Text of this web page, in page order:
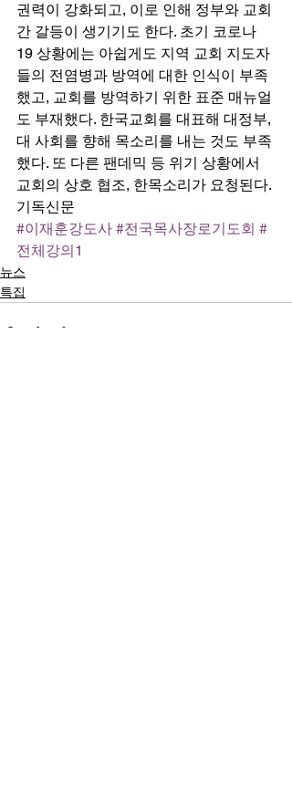
권력이 강화되고, 이로 인해 정부와 교회
간 갈등이 생기기도 한다. 초기 코로나
19 상황에는 아쉽게도 지역 교회 지도자
들의 전염병과 방역에 대한 인식이 부족
했고, 교회를 방역하기 위한 표준 매뉴얼
도 부재했다. 한국교회를 대표해 대정부,
대 사회를 향해 목소리를 내는 것도 부족
했다. 또 다른 팬데믹 등 위기 상황에서
교회의 상호 협조, 한목소리가 요청된다.
기독신문
#이재훈강도사 #전국목사장로기도회 #
전체강의1
뉴스
특집